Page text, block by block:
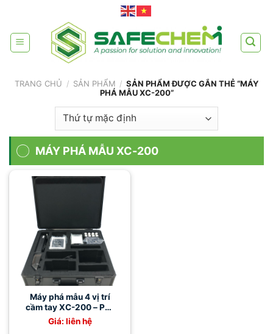
content
TRANG CHỦ / SẢN PHẨM / SẢN PHẨM ĐƯỢC GẮN THẺ “MÁY
PHÁ MẪU XC-200”
MÁY PHÁ MẪU XC-200
Máy phá mẫu 4 vị trí
cầm tay XC-200 – Phá
mẫu COD nhanh,
chính xác, nhỏ gọn
Giá: liên hệ